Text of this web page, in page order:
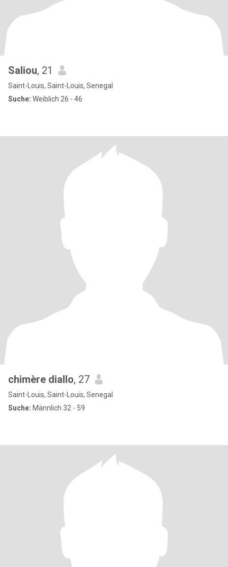
Saliou, 21
Saint-Louis, Saint-Louis, Senegal
Suche: Weiblich 26 - 46
chimère diallo, 27
Saint-Louis, Saint-Louis, Senegal
Suche: Männlich 32 - 59